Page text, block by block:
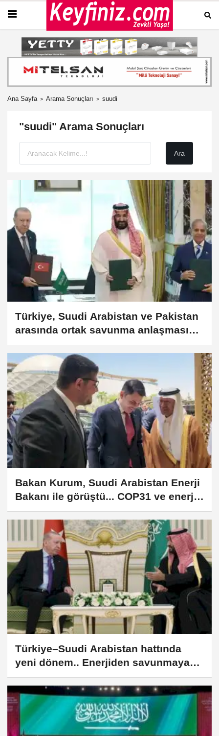
Ana Sayfa Arama Sonuçları suudi
"suudi" Arama Sonuçları
Türkiye, Suudi Arabistan ve Pakistan
arasında ortak savunma anlaşması
imzalandı
Bakan Kurum, Suudi Arabistan Enerji
Bakanı ile görüştü... COP31 ve enerji
dönüşümü masaya yatırıldı
Türkiye–Suudi Arabistan hattında
yeni dönem.. Enerjiden savunmaya
31 maddelik stratejik iş birliği